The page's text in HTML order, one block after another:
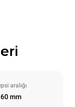
aralığı
60 mm